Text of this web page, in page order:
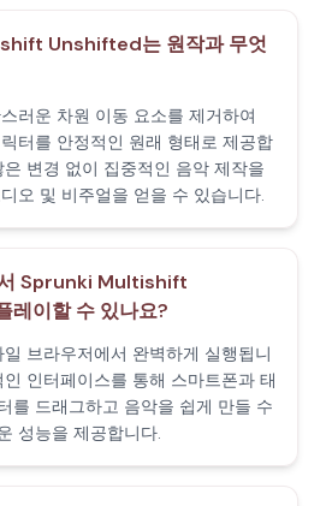
Unshifted는 원작과 무엇
러운 차원 이동 요소를 제거하여
터를 안정적인 원래 형태로 제공합
은 변경 없이 집중적인 음악 제작을
오 및 비주얼을 얻을 수 있습니다.
Sprunki Multishift
이할 수 있나요?
브라우저에서 완벽하게 실행됩니
인터페이스를 통해 스마트폰과 태
를 드래그하고 음악을 쉽게 만들 수
성능을 제공합니다.